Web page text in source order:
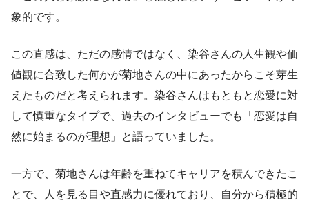
象的です。
この直感は、ただの感情ではなく、染谷さんの人生観や価
値観に合致した何かが菊地さんの中にあったからこそ芽生
えたものだと考えられます。染谷さんはもともと恋愛に対
して慎重なタイプで、過去のインタビューでも「恋愛は自
然に始まるのが理想」と語っていました。
一方で、菊地さんは年齢を重ねてキャリアを積んできたこ
とで、人を見る目や直感力に優れており、自分から積極的